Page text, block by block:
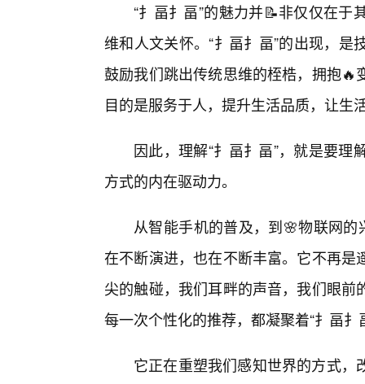
“扌畐扌畐”的魅力并📝非仅仅在
维和人文关怀。“扌畐扌畐”的出现，
鼓励我们跳出传统思维的桎梏，拥抱
目的是服务于人，提升生活品质，让生
因此，理解“扌畐扌畐”，就是要
方式的内在驱动力。
从智能手机的普及，到🌸物联网
在不断演进，也在不断丰富。它不再
尖的触碰，我们耳畔的声音，我们眼
每一次个性化的推荐，都凝聚着“扌畐扌
它正在重塑我们感知世界的方式